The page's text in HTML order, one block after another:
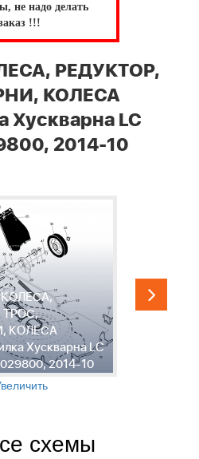
не надо делать
!!!
РЕДУКТОР,
КОЛЕСА
Хускварна LC
2014-10
ТРОС,
КОЛЕСА
Хускварна LC
2014-10
схемы